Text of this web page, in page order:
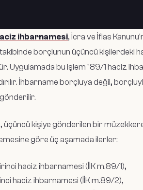
aciz ihbarnamesi, İcra ve İflas
takibinde borçlunun üçüncü kişilerdeki
Uygulamada bu işlem "89/1 haciz
İhbarname borçluya değil,
üçüncü kişiye gönderilen bir
göre üç aşamada ilerler:
haciz ihbarnamesi (İİK m.89/1),
haciz ihbarnamesi (İİK m.89/2),